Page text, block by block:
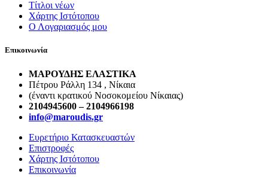
Τίτλοι νέων
Χάρτης Ιστότοπου
Ο Λογαριασμός μου
Επικοινωνία
ΜΑΡΟΥΔΗΣ ΕΛΑΣΤΙΚΑ
Πέτρου Ράλλη 134 , Νίκαια
(έναντι κρατικού Νοσοκομείου Νίκαιας)
2104945600 – 2104966198
info@maroudis.gr
Ευρετήριο Κατασκευαστών
Επιστροφές
Χάρτης Ιστότοπου
Επικοινωνία